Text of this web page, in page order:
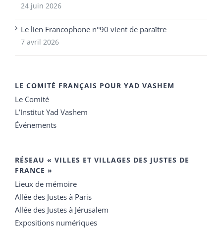
24 juin 2026
Le lien Francophone n°90 vient de paraître
7 avril 2026
LE COMITÉ FRANÇAIS POUR YAD VASHEM
Le Comité
L’Institut Yad Vashem
Événements
RÉSEAU « VILLES ET VILLAGES DES JUSTES DE
FRANCE »
Lieux de mémoire
Allée des Justes à Paris
Allée des Justes à Jérusalem
Expositions numériques